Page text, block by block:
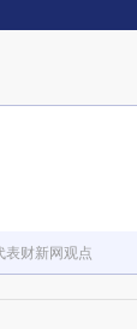
表财新网观点